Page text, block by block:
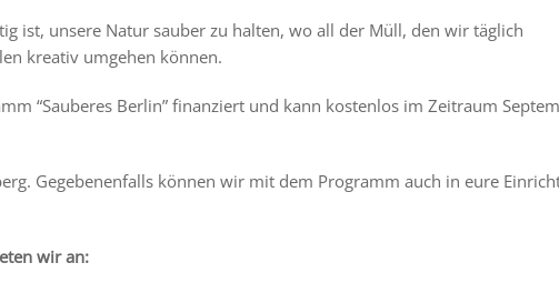
ist, unsere Natur sauber zu halten, wo all der Müll, den wir täglich
kreativ umgehen können.
“Sauberes Berlin” finanziert und kann kostenlos im Zeitraum
Gegebenenfalls können wir mit dem Programm auch in eure
wir an: